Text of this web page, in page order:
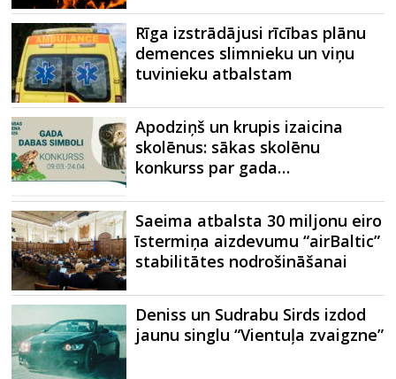
Rīga izstrādājusi rīcības plānu
demences slimnieku un viņu
tuvinieku atbalstam
Apodziņš un krupis izaicina
skolēnus: sākas skolēnu
konkurss par gada…
Saeima atbalsta 30 miljonu eiro
īstermiņa aizdevumu “airBaltic”
stabilitātes nodrošināšanai
Deniss un Sudrabu Sirds izdod
jaunu singlu “Vientuļa zvaigzne”